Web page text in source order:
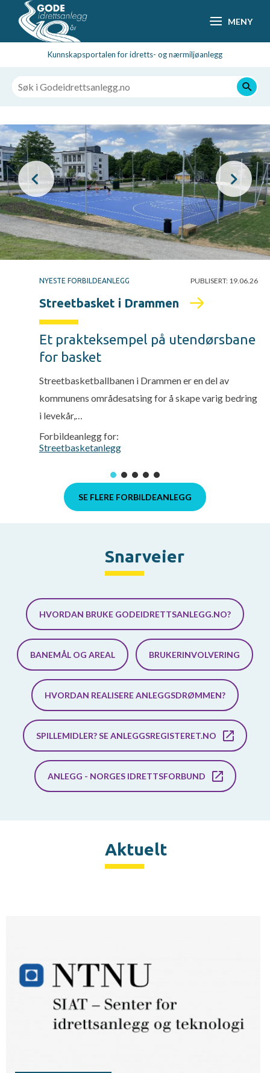
hovedsideinnhold
MENY
Kunnskapsportalen for idretts- og nærmiljøanlegg
NYESTE FORBILDEANLEGG PUBLISERT: 19.06.26
Streetbasket i Drammen
Et prakteksempel på utendørsbane
for basket
Streetbasketballbanen i Drammen er en del av
kommunens områdesatsing for å skape varig bedring
i levekår,…
Forbildeanlegg for:
Streetbasketanlegg
SE FLERE FORBILDEANLEGG
Snarveier
HVORDAN BRUKE GODEIDRETTSANLEGG.NO?
BANEMÅL OG AREAL BRUKERINVOLVERING
HVORDAN REALISERE ANLEGGSDRØMMEN?
SPILLEMIDLER? SE ANLEGGSREGISTERET.NO
ANLEGG - NORGES IDRETTSFORBUND
Aktuelt